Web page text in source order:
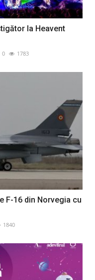
la Heavent
0 1783
F-16 din Norvegia cu
1840